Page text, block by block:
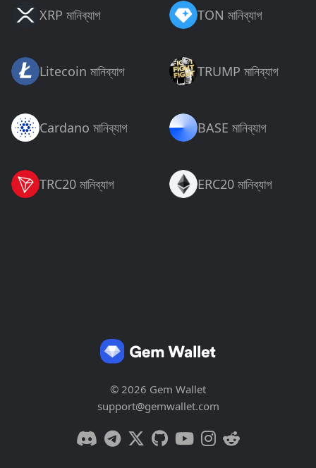
XRP মানিব্যাগ TON মানিব্যাগ
Litecoin মানিব্যাগ TRUMP মানিব্যাগ
Cardano মানিব্যাগ BASE মানিব্যাগ
TRC20 মানিব্যাগ ERC20 মানিব্যাগ
© 2026 Gem Wallet
support@gemwallet.com